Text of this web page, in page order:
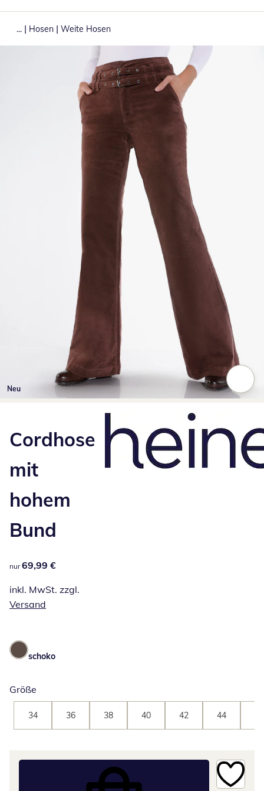
... | Hosen | Weite Hosen
Neu
Cordhose
mit
hohem
Bund
69,99 €
nur 69,99 €
inkl. MwSt. zzgl.
Versand
schoko
Größe
34 36 38 40 42 44